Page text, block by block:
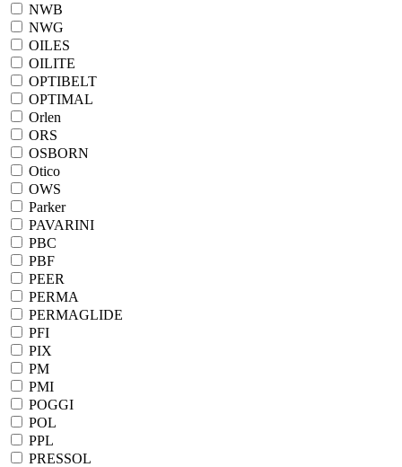
NWB
NWG
OILES
OILITE
OPTIBELT
OPTIMAL
Orlen
ORS
OSBORN
Otico
OWS
Parker
PAVARINI
PBC
PBF
PEER
PERMA
PERMAGLIDE
PFI
PIX
PM
PMI
POGGI
POL
PPL
PRESSOL